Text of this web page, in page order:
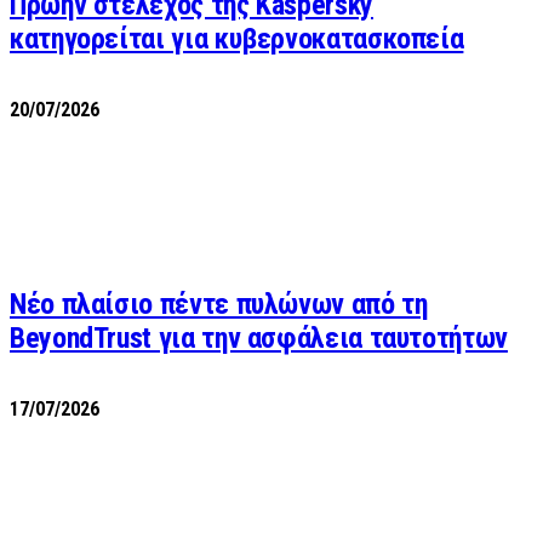
κατηγορείται για κυβερνοκατασκοπεία
20/07/2026
Νέο πλαίσιο πέντε πυλώνων από τη
BeyondTrust για την ασφάλεια ταυτοτήτων
17/07/2026